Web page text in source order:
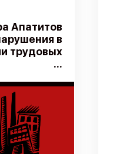
Апатитов
в
трудовых
...